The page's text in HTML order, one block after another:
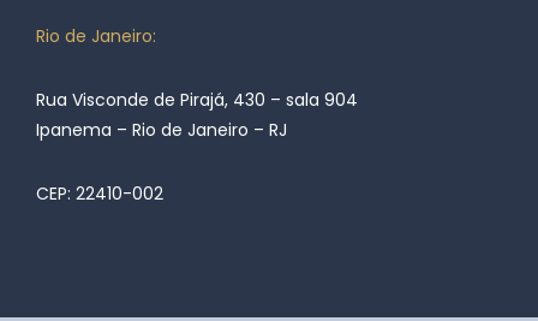
Rio de Janeiro:
Rua Visconde de Pirajá, 430 – sala 904
Ipanema – Rio de Janeiro – RJ
CEP: 22410-002